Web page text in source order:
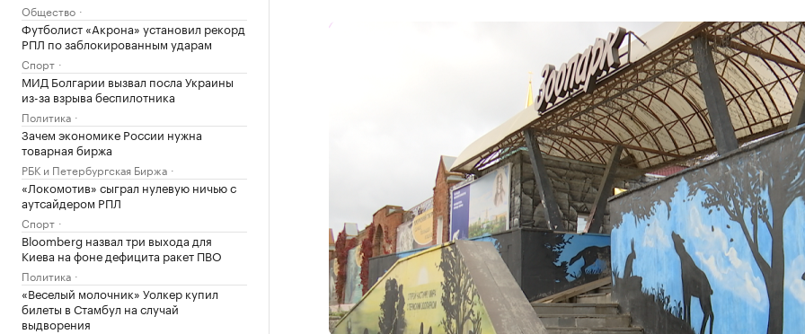
Общество
Футболист «Акрона» установил рекорд
РПЛ по заблокированным ударам
Спорт
МИД Болгарии вызвал посла Украины
из-за взрыва беспилотника
Политика
Зачем экономике России нужна
товарная биржа
РБК и Петербургская Биржа
«Локомотив» сыграл нулевую ничью с
аутсайдером РПЛ
Спорт
Bloomberg назвал три выхода для
Киева на фоне дефицита ракет ПВО
Политика
«Веселый молочник» Уолкер купил
билеты в Стамбул на случай
выдворения